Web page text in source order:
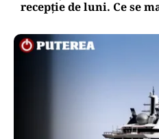
recepție de luni. Ce se